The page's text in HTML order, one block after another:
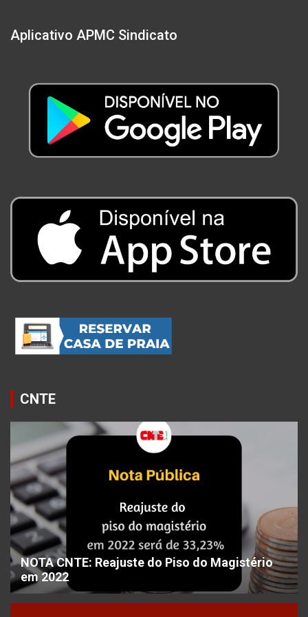
Aplicativo APMC Sindicato
CNTE
NOTA CNTE: Reajuste do Piso do Magistério
em 2022